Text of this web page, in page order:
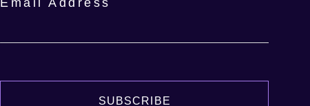
Email Address
SUBSCRIBE